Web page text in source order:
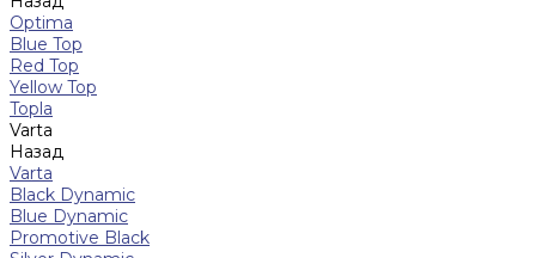
Optima
Blue Top
Red Top
Yellow Top
Topla
Varta
Назад
Varta
Black Dynamic
Blue Dynamic
Promotive Black